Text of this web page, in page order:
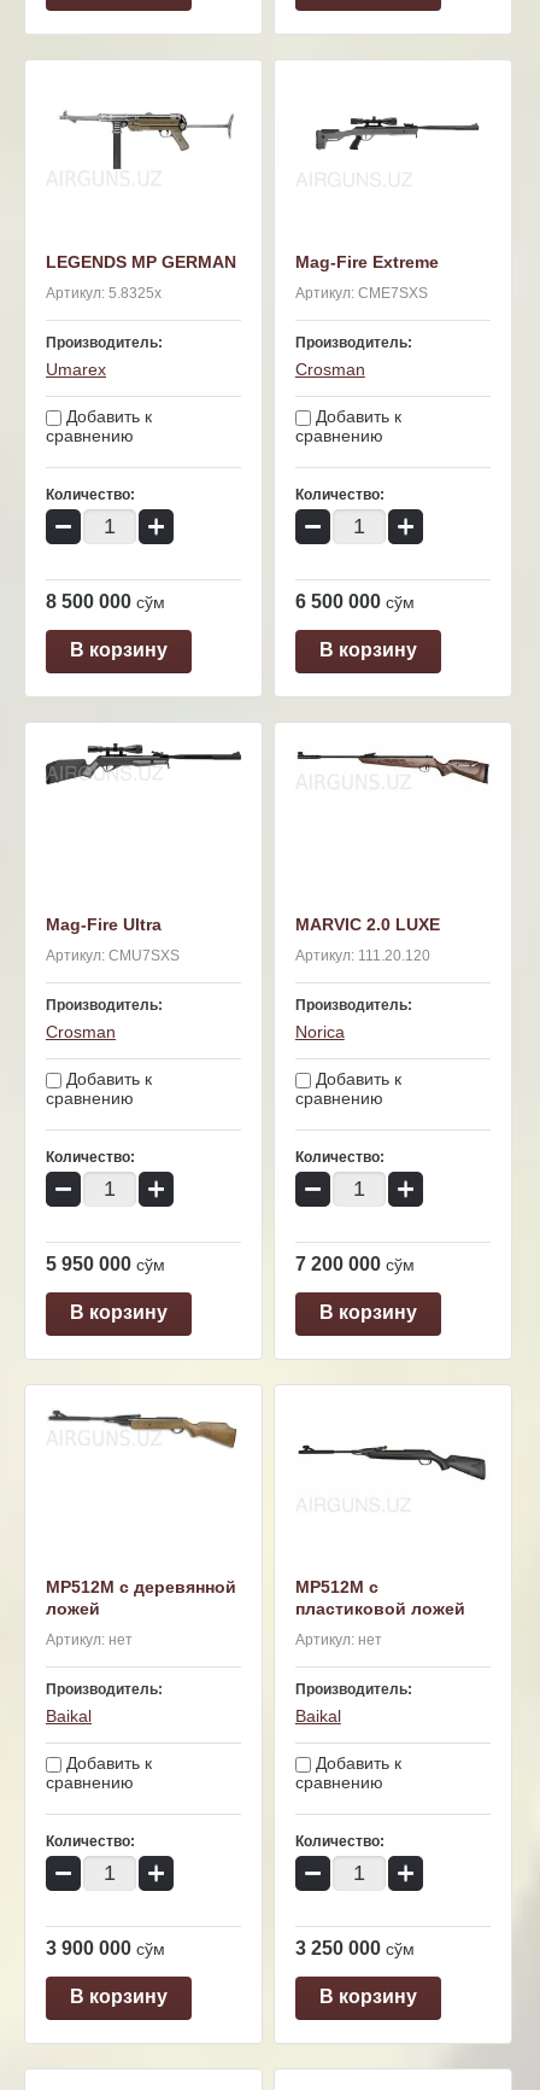
LEGENDS MP GERMAN
Артикул: 5.8325x
Производитель:
Umarex
Добавить к
сравнению
Количество:
− +
8 500 000 сўм
В корзину
Mag-Fire Extreme
Артикул:CME7SXS
Производитель:
Crosman
Добавить к
сравнению
Количество:
− +
6 500 000 сўм
В корзину
Mag-Fire Ultra
Артикул: CMU7SXS
Производитель:
Crosman
Добавить к
сравнению
Количество:
− +
5 950 000 сўм
В корзину
MARVIC 2.0 LUXE
Артикул:111.20.120
Производитель:
Norica
Добавить к
сравнению
Количество:
− +
7 200 000 сўм
В корзину
MP512M с деревянной
ложей
Артикул: нет
Производитель:
Baikal
Добавить к
сравнению
Количество:
− +
3 900 000 сўм
В корзину
MP512M с
пластиковой ложей
Артикул:нет
Производитель:
Baikal
Добавить к
сравнению
Количество:
− +
3 250 000 сўм
В корзину